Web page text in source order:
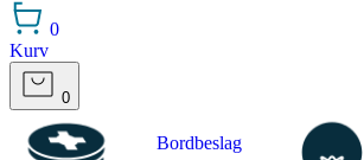
0
Kurv
0
Bordbeslag